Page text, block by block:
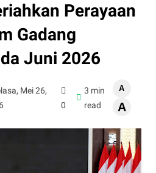
Perayaan
Gadang
Juni 2026
Mei 26,
0
3 min
read
A
A